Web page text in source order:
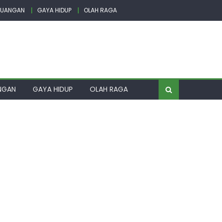
GAYA HIDUP OLAH RAGA
GAYA HIDUP OLAH RAGA